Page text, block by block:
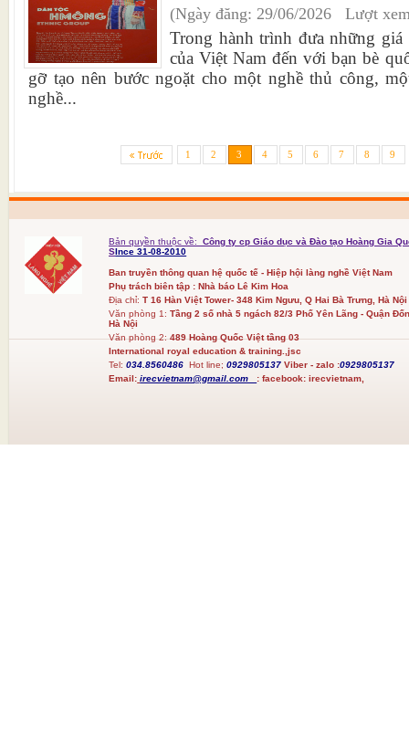
(Ngày đăng: 29/06/2026 Lượt
Trong hành trình đưa những
của Việt Nam đến với bạn bè
gỡ tạo nên bước ngoặt cho một nghề thủ công,
nghề...
1 2 3 4 5 6 7 8 9
Bản quyền thuộc về:
Công ty cp Giáo dục và Đào tạo Hoàng Gia
SInce 31-08-2010
Ban truyền thông quan hệ quốc tế - Hiệp hội làng nghề Việt Nam
Phụ trách biên tập : Nhà báo Lê Kim Hoa
Địa chỉ: T 16 Hàn Việt Tower- 348 Kim Ngưu, Q Hai Bà Trưng, Hà Nội
Văn phòng 1:Tầng 2 số nhà 5 ngách 82/3 Phố Yên Lãng - Quận
Hà Nội
Văn phòng 2:489 Hoàng Quốc Việt tầng 03
International royal education & training.,jsc
Tel:034.8560486Hot line; 0929805137 Viber - zalo :0929805137
Email: irecvietnam@gmail.com :facebook: irecvietnam,